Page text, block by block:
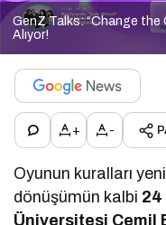
GenZ Talks: “Change the
Alıyor!
+ -
Oyunun kuralları
dönüşümün kalbi 24
Üniversitesi Cemil